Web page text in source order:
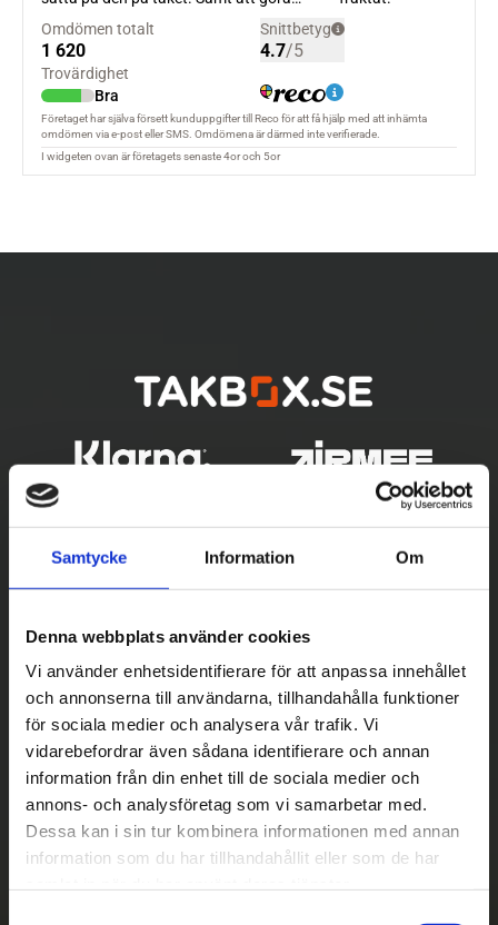
Samtycke Information Om
Denna webbplats använder cookies
Vi använder enhetsidentifierare för att anpassa innehållet
och annonserna till användarna, tillhandahålla funktioner
för sociala medier och analysera vår trafik. Vi
vidarebefordrar även sådana identifierare och annan
information från din enhet till de sociala medier och
annons- och analysföretag som vi samarbetar med.
Dessa kan i sin tur kombinera informationen med annan
information som du har tillhandahållit eller som de har
Betala säkert
|| Välj ||
Snabba leveranser
||
Eller ||
Hämta på lagret med/utan montering